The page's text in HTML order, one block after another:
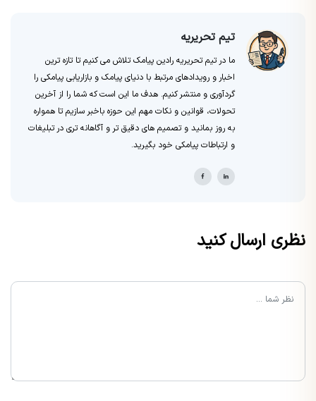
تیم تحریریه
ما در تیم تحریریه رادین پیامک تلاش می کنیم تا تازه ترین
اخبار و رویدادهای مرتبط با دنیای پیامک و بازاریابی پیامکی را
گردآوری و منتشر کنیم. هدف ما این است که شما را از آخرین
تحولات، قوانین و نکات مهم این حوزه باخبر سازیم تا همواره
به روز بمانید و تصمیم های دقیق تر و آگاهانه تری در تبلیغات
و ارتباطات پیامکی خود بگیرید.
نظری ارسال کنید